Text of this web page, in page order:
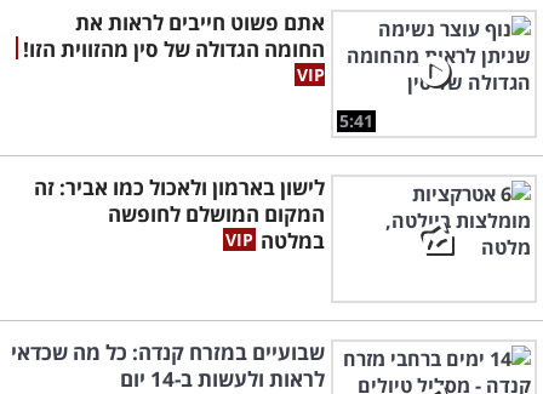
5:41
אתם פשוט חייבים לראות את
החומה הגדולה של סין מהזווית הזו!
לישון בארמון ולאכול כמו אביר: זה
המקום המושלם לחופשה
במלטה
שבועיים במזרח קנדה: כל מה שכדאי
לראות ולעשות ב-14 יום